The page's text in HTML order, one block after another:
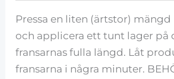
Pressa en liten (ärtstor)
och applicera ett tunt lager på
fransarnas fulla längd. Låt
fransarna i några minuter.